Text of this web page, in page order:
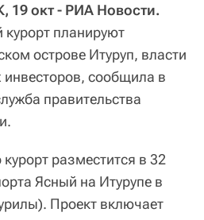
окт - РИА Новости.
планируют
острове Итуруп, власти
сообщила в
правительства
разместится в 32
Ясный на Итурупе в
Проект включает